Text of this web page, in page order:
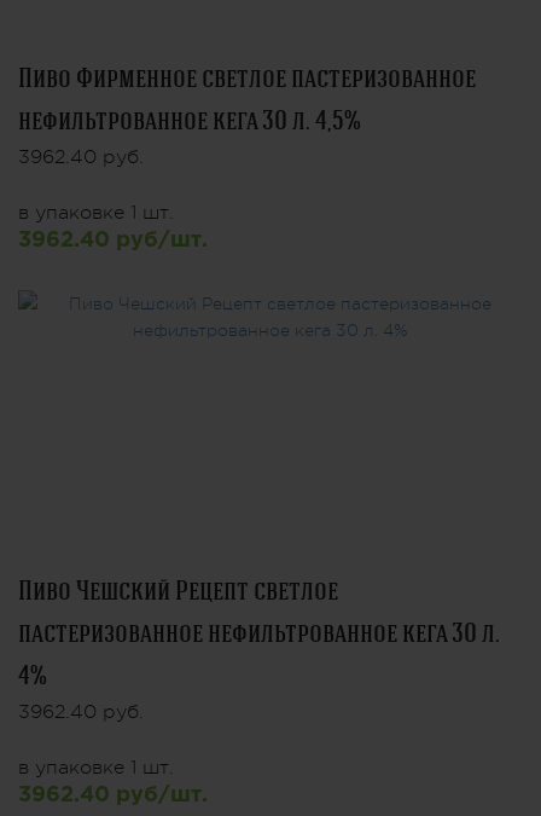
Пиво Фирменное светлое пастеризованное
нефильтрованное кега 30 л. 4,5%
3962.40 руб.
в упаковке 1 шт.
3962.40 руб/шт.
Пиво Чешский Рецепт светлое
пастеризованное нефильтрованное кега 30 л.
4%
3962.40 руб.
в упаковке 1 шт.
3962.40 руб/шт.